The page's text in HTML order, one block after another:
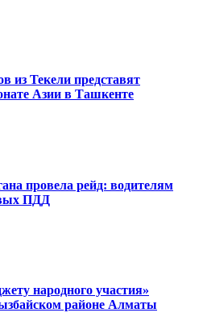
из Текели представят
Азии в Ташкенте
провела рейд: водителям
ПДД
народного участия»
районе Алматы